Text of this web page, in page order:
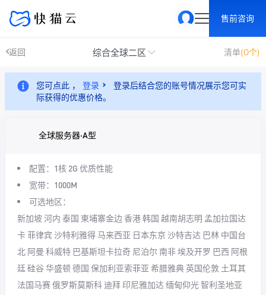
售前咨询
返回 综合全球二区 清单(0个)
您可点此 ， 登录
登录后结合您的账号情况展示您可实
际获得的优惠价格。
全球服务器·A型
配置：1核 2G 优质性能
宽带：1000M
可选地区：
新加坡 河内 泰国 柬埔寨金边 香港 韩国 越南胡志明 孟加拉国达
卡 菲律宾 沙特利雅得 马来西亚 日本东京 沙特吉达 巴林 中国台
北 阿曼 科威特 巴基斯坦卡拉奇 尼泊尔 南非 埃及开罗 巴西 阿根
廷 硅谷 华盛顿 德国 保加利亚索菲亚 希腊雅典 英国伦敦 土耳其
法国马赛 俄罗斯莫斯科 迪拜 印尼雅加达 缅甸仰光 智利圣地亚